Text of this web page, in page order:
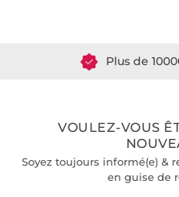
VOULEZ-VOUS
Soyez toujours informé(e) &
en guise de